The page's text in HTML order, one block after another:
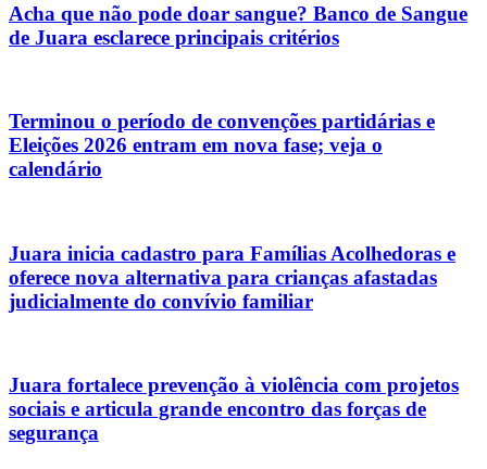
Acha que não pode doar sangue? Banco de Sangue
de Juara esclarece principais critérios
Terminou o período de convenções partidárias e
Eleições 2026 entram em nova fase; veja o
calendário
Juara inicia cadastro para Famílias Acolhedoras e
oferece nova alternativa para crianças afastadas
judicialmente do convívio familiar
Juara fortalece prevenção à violência com projetos
sociais e articula grande encontro das forças de
segurança